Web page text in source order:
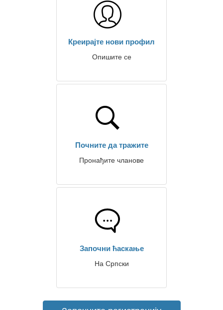
Креирајте нови профил
Опишите се
Почните да тражите
Пронађите чланове
Започни ћаскање
На Српски